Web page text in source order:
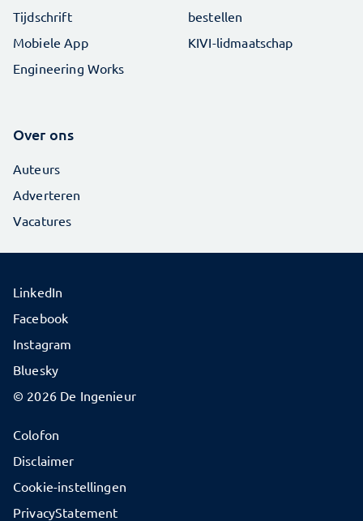
Tijdschrift
Mobiele App
Engineering Works
bestellen
KIVI-lidmaatschap
Over ons
Auteurs
Adverteren
Vacatures
© 2026 De Ingenieur
Colofon
Disclaimer
Cookie-instellingen
PrivacyStatement
LinkedIn
Facebook
Instagram
Bluesky